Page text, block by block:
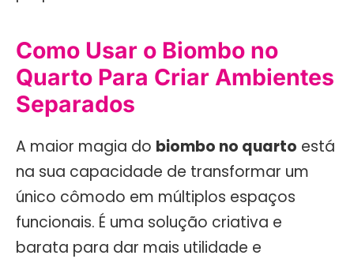
Como Usar o Biombo no
Quarto Para Criar Ambientes
Separados
A maior magia do biombo no quarto está
na sua capacidade de transformar um
único cômodo em múltiplos espaços
funcionais. É uma solução criativa e
barata para dar mais utilidade e